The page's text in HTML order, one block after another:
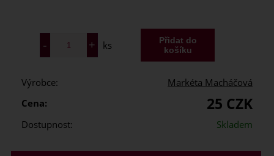
ks
Výrobce:
Markéta Macháčová
Cena:
25 CZK
Dostupnost: Skladem